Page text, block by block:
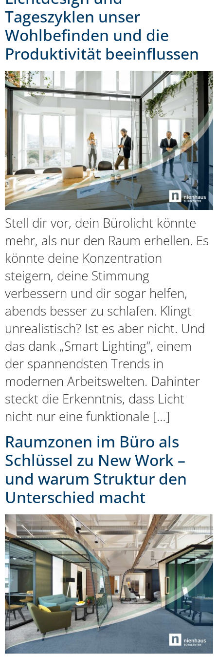
Tageszyklen unser
Wohlbefinden und die
Produktivität beeinflussen
Stell dir vor, dein Bürolicht könnte
mehr, als nur den Raum erhellen. Es
könnte deine Konzentration
steigern, deine Stimmung
verbessern und dir sogar helfen,
abends besser zu schlafen. Klingt
unrealistisch? Ist es aber nicht. Und
das dank „Smart Lighting“, einem
der spannendsten Trends in
modernen Arbeitswelten. Dahinter
steckt die Erkenntnis, dass Licht
nicht nur eine funktionale […]
Raumzonen im Büro als
Schlüssel zu New Work –
und warum Struktur den
Unterschied macht